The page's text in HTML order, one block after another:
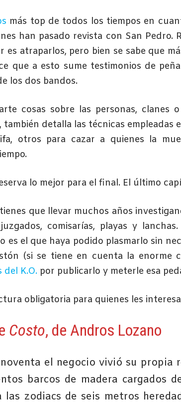
más top de todos los tiempos en
han pasado revista con San Pedro.
atraparlos, pero bien se sabe que
que a esto sume testimonios de
los dos bandos.
cosas sobre las personas, clanes
detalla las técnicas empleadas
otros para cazar a quienes la
lo mejor para el final. El último
que llevar muchos años
comisarías, playas y
es el que haya podido plasmarlo sin
(si se tiene en cuenta la enorme
del K.O. por publicarlo y meterle esa
obligatoria para quienes les
Costo, de Andros Lozano
el negocio vivió su propia
barcos de madera cargados
las zodiacs de seis metros